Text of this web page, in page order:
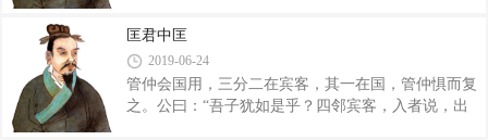
其民，则号制有发也。教器备利，则有制也。法度
审，则有守也。计数得，则有明也。治众有数，
父，知臣莫若君。’今君知臣不肖也，是以使贱臣傅
小白也。贱臣知弃矣。”召忽曰：“子固辞，无出，吾
权任子以死亡，必免子。”鲍叔曰：“子如是，何不免
之有乎？”管仲曰：“不可。持社稷宗庙者，不让事，
不广闲。将有国者未可知也。子其出乎。”召忽
匡君中匡
2019-06-24
管仲会国用，三分二在宾客，其一在国，管仲惧而复
之。公曰：“吾子犹如是乎？四邻宾客，入者说，出